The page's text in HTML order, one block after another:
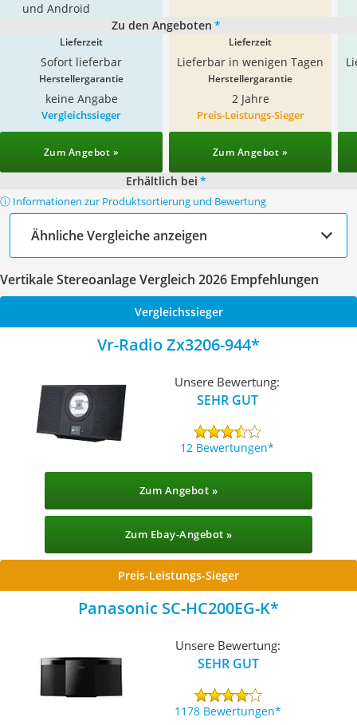
und Android
Zu den Angeboten *
Lieferzeit
Sofort lieferbar
Lieferzeit
Lieferbar in wenigen Tagen
Herstellergarantie
keine Angabe
Herstellergarantie
2 Jahre
Vergleichssieger
Zum Angebot »
Preis-Leistungs-Sieger
Zum Angebot »
Erhältlich bei *
ⓘ Informationen zur Produktsortierung und Bewertung
Ähnliche Vergleiche anzeigen
Vertikale Stereoanlage Vergleich 2026 Empfehlungen
Vergleichssieger
Vr-Radio Zx3206-944
Unsere Bewertung:
SEHR GUT
12 Bewertungen
Zum Angebot »
Zum Ebay-Angebot »
Preis-Leistungs-Sieger
Panasonic SC-HC200EG-K
Unsere Bewertung:
SEHR GUT
1178 Bewertungen